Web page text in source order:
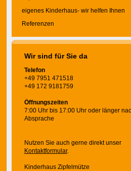
eigenes Kinderhaus- wir helfen Ihnen
Referenzen
Wir sind für Sie da
Telefon
+49 7951 471518
+49 172 9181759
Öffnungszeiten
7:00 Uhr bis 17:00 Uhr oder länger
Absprache
Nutzen Sie auch gerne direkt unser
Kontaktformular.
Kinderhaus Zipfelmütze